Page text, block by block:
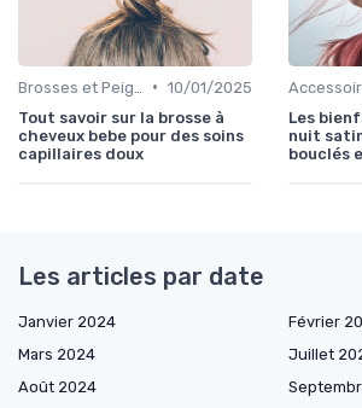
• 10/01/2025
Tout savoir sur la brosse à
cheveux bebe pour des soins
capillaires doux
Les
nuit
bouclés
Les articles par date
Janvier 2024
Février
Mars 2024
Juillet
Août 2024